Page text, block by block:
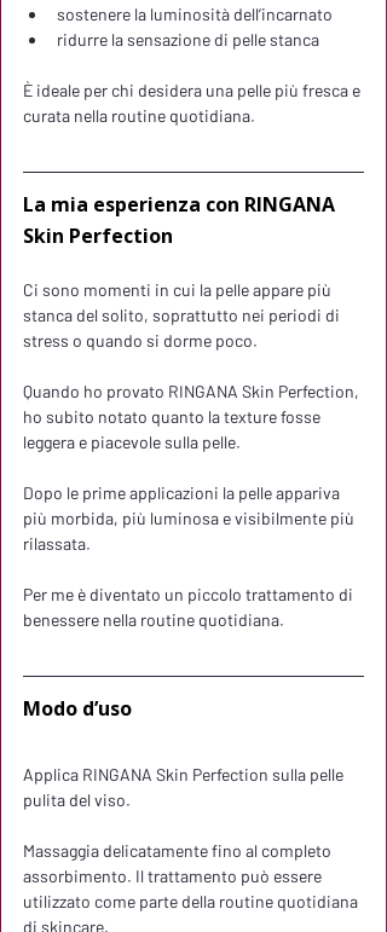
sostenere la luminosità dell’incarnato
ridurre la sensazione di pelle stanca
È ideale per chi desidera una pelle più fresca e
curata nella routine quotidiana.
La mia esperienza con RINGANA
Skin Perfection
Ci sono momenti in cui la pelle appare più
stanca del solito, soprattutto nei periodi di
stress o quando si dorme poco.
Quando ho provato RINGANA Skin Perfection,
ho subito notato quanto la texture fosse
leggera e piacevole sulla pelle.
Dopo le prime applicazioni la pelle appariva
più morbida, più luminosa e visibilmente più
rilassata.
Per me è diventato un piccolo trattamento di
benessere nella routine quotidiana.
Modo d’uso
Applica RINGANA Skin Perfection sulla pelle
pulita del viso.
Massaggia delicatamente fino al completo
assorbimento. Il trattamento può essere
utilizzato come parte della routine quotidiana
di skincare.